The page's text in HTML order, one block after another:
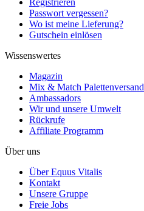
Registrieren
Passwort vergessen?
Wo ist meine Lieferung?
Gutschein einlösen
Wissenswertes
Magazin
Mix & Match Palettenversand
Ambassadors
Wir und unsere Umwelt
Rückrufe
Affiliate Programm
Über uns
Über Equus Vitalis
Kontakt
Unsere Gruppe
Freie Jobs